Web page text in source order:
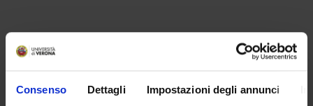
Consenso Dettagli Impostazioni degli annunci
PROJECT PARTICIPANTS
Technical-administrative staff